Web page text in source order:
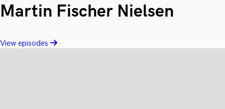
Martin Fischer Nielsen
View episodes